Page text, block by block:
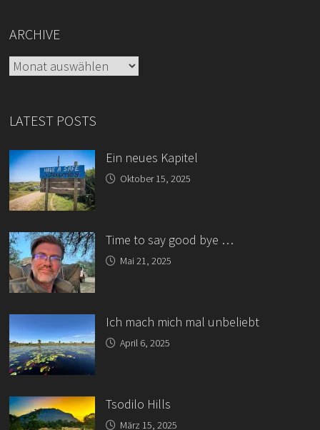
ARCHIVE
Archive
LATEST POSTS
Ein neues Kapitel
Oktober 15, 2025
Time to say good bye …
Mai 21, 2025
Ich mach mich mal unbeliebt
April 6, 2025
Tsodilo Hills
März 15, 2025